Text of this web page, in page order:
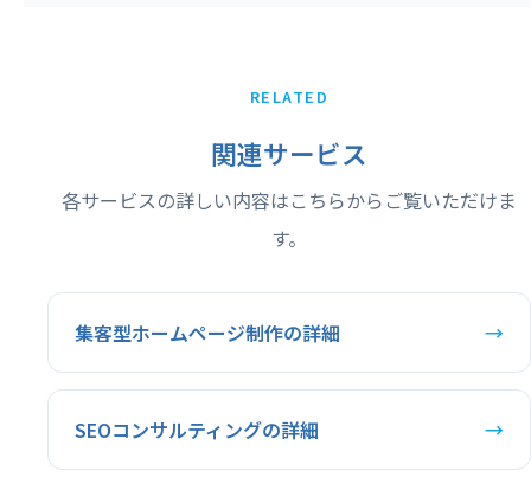
RELATED
関連サービス
各サービスの詳しい内容はこちらからご覧いただけま
す。
集客型ホームページ制作の詳細 →
SEOコンサルティングの詳細 →